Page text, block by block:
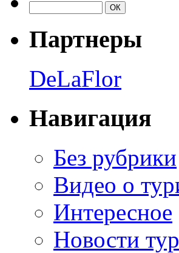
Партнеры
DeLaFlor
Навигация
Без рубрики
Видео о
Интересное
Новости